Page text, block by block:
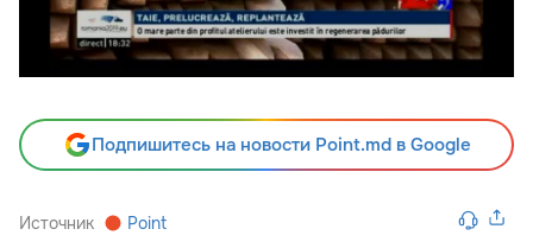
Подпишитесь на новости Point.md в Google
Источник Point